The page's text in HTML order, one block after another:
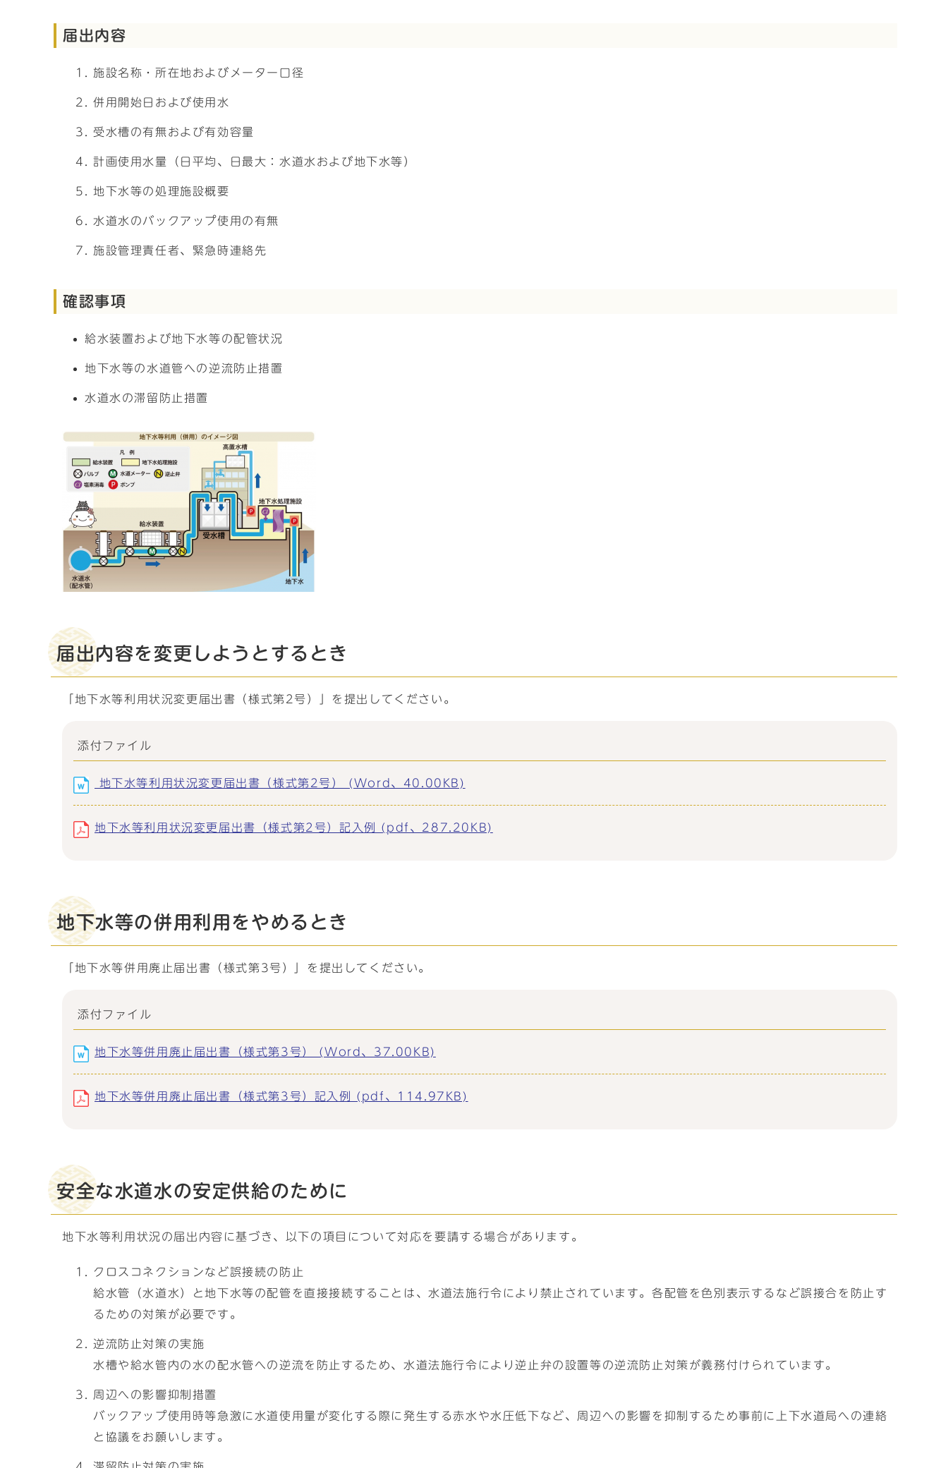
届出内容
施設名称・所在地およびメーター口径
併用開始日および使用水
受水槽の有無および有効容量
計画使用水量（日平均、日最大：水道水および地下水等）
地下水等の処理施設概要
水道水のバックアップ使用の有無
施設管理責任者、緊急時連絡先
確認事項
給水装置および地下水等の配管状況
地下水等の水道管への逆流防止措置
水道水の滞留防止措置
届出内容を変更しようとするとき
「地下水等利用状況変更届出書（様式第2号）」を提出してください。
添付ファイル
地下水等利用状況変更届出書（様式第2号） (Word、40.00KB)
地下水等利用状況変更届出書（様式第2号）記入例 (pdf、287.20KB)
地下水等の併用利用をやめるとき
「地下水等併用廃止届出書（様式第3号）」を提出してください。
添付ファイル
地下水等併用廃止届出書（様式第3号） (Word、37.00KB)
地下水等併用廃止届出書（様式第3号）記入例 (pdf、114.97KB)
安全な水道水の安定供給のために
地下水等利用状況の届出内容に基づき、以下の項目について対応を要請する場合があります。
クロスコネクションなど誤接続の防止
給水管（水道水）と地下水等の配管を直接接続することは、水道法施行令により禁止されています。各配管を色別表示するなど誤接合を防止す
るための対策が必要です。
逆流防止対策の実施
水槽や給水管内の水の配水管への逆流を防止するため、水道法施行令により逆止弁の設置等の逆流防止対策が義務付けられています。
周辺への影響抑制措置
バックアップ使用時等急激に水道使用量が変化する際に発生する赤水や水圧低下など、周辺への影響を抑制するため事前に上下水道局への連絡
と協議をお願いします。